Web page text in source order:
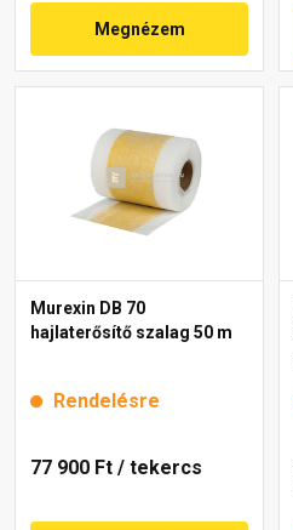
Megnézem
Murexin DB 70
hajlaterősítő szalag 50 m
Rendelésre
77 900 Ft / tekercs